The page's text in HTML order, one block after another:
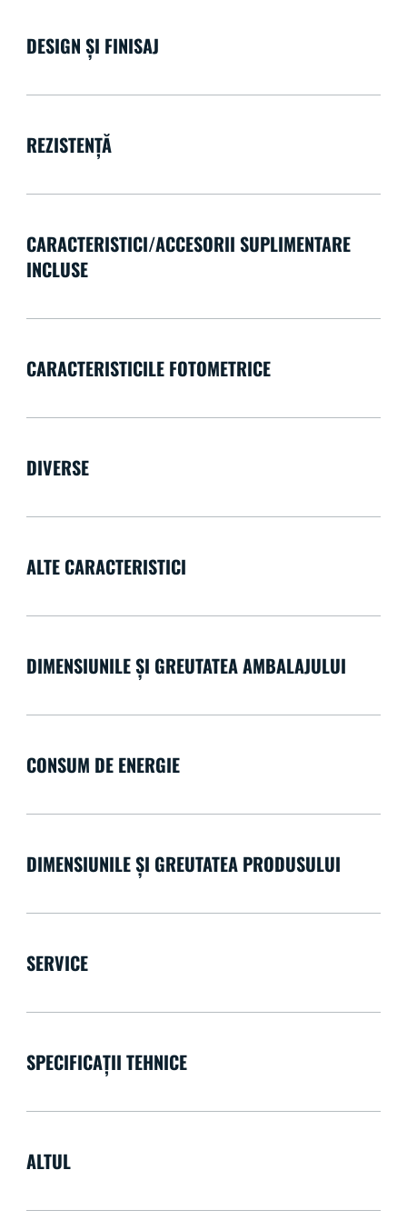
DESIGN ȘI FINISAJ
REZISTENȚĂ
CARACTERISTICI/ACCESORII SUPLIMENTARE
INCLUSE
CARACTERISTICILE FOTOMETRICE
DIVERSE
ALTE CARACTERISTICI
DIMENSIUNILE ȘI GREUTATEA AMBALAJULUI
CONSUM DE ENERGIE
DIMENSIUNILE ȘI GREUTATEA PRODUSULUI
SERVICE
SPECIFICAȚII TEHNICE
ALTUL